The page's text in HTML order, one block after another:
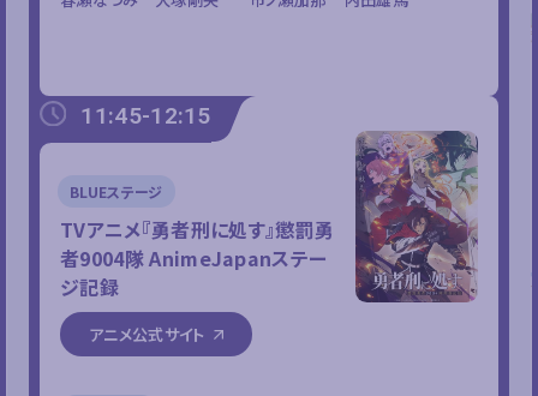
11:45-12:15
BLUEステージ
TVアニメ『勇者刑に処す』懲罰勇
者9004隊 AnimeJapanステー
ジ記録
アニメ公式サイト